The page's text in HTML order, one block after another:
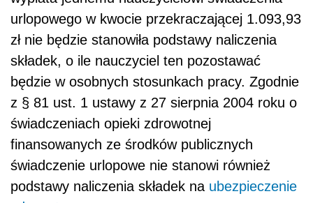
urlopowego w kwocie przekraczającej 1.093,93
zł nie będzie stanowiła podstawy naliczenia
składek, o ile nauczyciel ten pozostawać
będzie w osobnych stosunkach pracy. Zgodnie
z § 81 ust. 1 ustawy z 27 sierpnia 2004 roku o
świadczeniach opieki zdrowotnej
finansowanych ze środków publicznych
świadczenie urlopowe nie stanowi również
podstawy naliczenia składek na ubezpieczenie